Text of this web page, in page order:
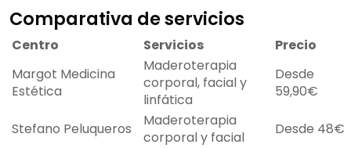
Comparativa de servicios
Centro Servicios
Precio
Margot Medicina
Estética
Maderoterapia
corporal, facial y
linfática
Desde
59,90€
Stefano Peluqueros
Maderoterapia
corporal y facial
Desde 48€